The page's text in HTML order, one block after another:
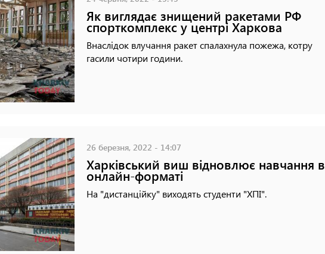
Як виглядає знищений ракетами РФ
спорткомплекс у центрі Харкова
Внаслідок влучання ракет спалахнула пожежа, котру
гасили чотири години.
26 березня, 2022 - 14:07
Харківський виш відновлює навчання в
онлайн-форматі
На "дистанційку" виходять студенти "ХПІ".